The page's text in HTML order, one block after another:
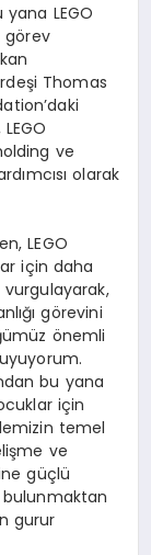
LEGO
görev
kan
şi Thomas
’daki
ve
ımcısıolarak
LEGO
için daha
vurgulayarak,
ığıgörevini
müz önemli
bu yana
için
temel
şme ve
güçlü
gurur